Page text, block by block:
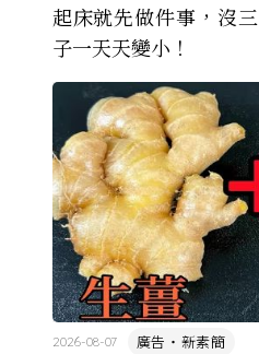
起床就先做件事，沒
子一天天變小！
廣告・新素簡
2026-08-07